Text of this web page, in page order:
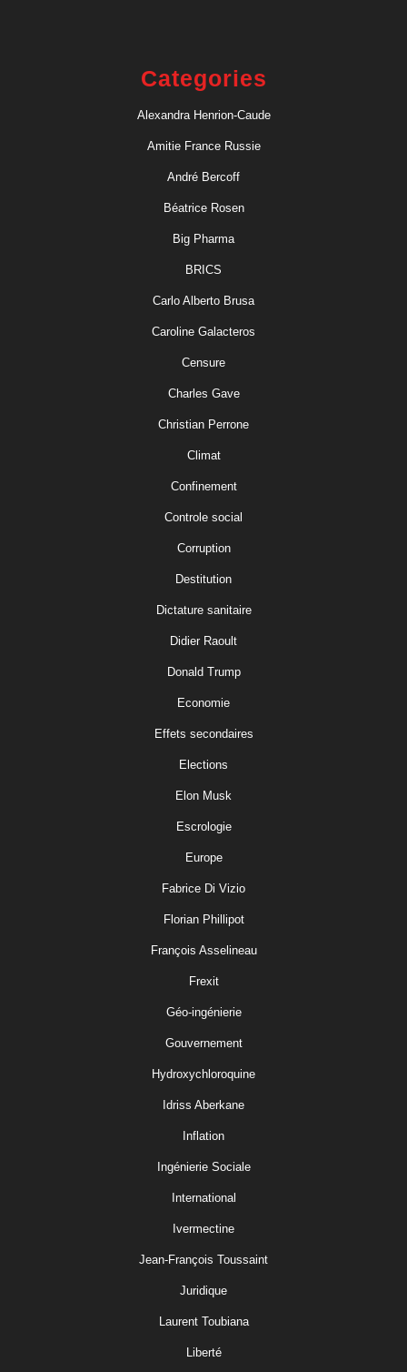
Categories
Alexandra Henrion-Caude
Amitie France Russie
André Bercoff
Béatrice Rosen
Big Pharma
BRICS
Carlo Alberto Brusa
Caroline Galacteros
Censure
Charles Gave
Christian Perrone
Climat
Confinement
Controle social
Corruption
Destitution
Dictature sanitaire
Didier Raoult
Donald Trump
Economie
Effets secondaires
Elections
Elon Musk
Escrologie
Europe
Fabrice Di Vizio
Florian Phillipot
François Asselineau
Frexit
Géo-ingénierie
Gouvernement
Hydroxychloroquine
Idriss Aberkane
Inflation
Ingénierie Sociale
International
Ivermectine
Jean-François Toussaint
Juridique
Laurent Toubiana
Liberté